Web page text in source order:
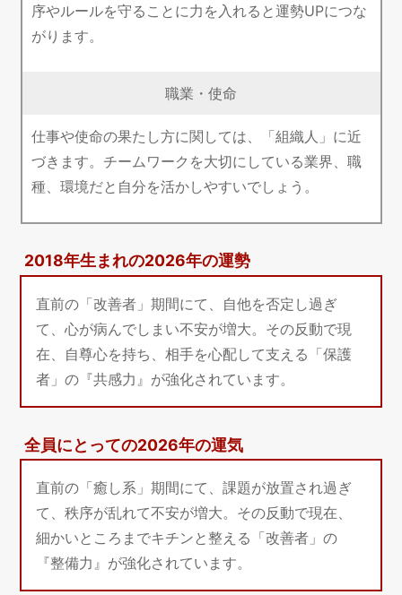
序やルールを守ることに力を入れると運勢UPにつな
がります。
職業・使命
仕事や使命の果たし方に関しては、「組織人」に近
づきます。チームワークを大切にしている業界、職
種、環境だと自分を活かしやすいでしょう。
2018年生まれの2026年の運勢
直前の「改善者」期間にて、自他を否定し過ぎ
て、心が病んでしまい不安が増大。その反動で現
在、自尊心を持ち、相手を心配して支える「保護
者」の『共感力』が強化されています。
全員にとっての2026年の運気
直前の「癒し系」期間にて、課題が放置され過ぎ
て、秩序が乱れて不安が増大。その反動で現在、
細かいところまでキチンと整える「改善者」の
『整備力』が強化されています。